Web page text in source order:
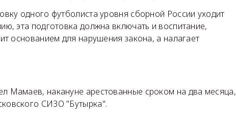
одного футболиста уровня сборной России уходит
эта подготовка должна включать и воспитание,
основанием для нарушения закона, а налагает
Мамаев, накануне арестованные сроком на два месяца,
СИЗО "Бутырка".